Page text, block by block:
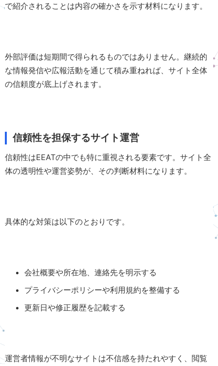
で紹介されることは内容の確かさを示す材料になります。
外部評価は短期間で得られるものではありません。継続的
な情報発信や広報活動を通じて積み重ねれば、サイト全体
の信頼度が底上げされます。
信頼性を担保するサイト運営
信頼性はEEATの中でも特に重視される要素です。サイト全
体の透明性や運営姿勢が、その判断材料になります。
具体的な対策は以下のとおりです。
会社概要や所在地、連絡先を明示する
プライバシーポリシーや利用規約を整備する
更新日や修正履歴を記載する
運営者情報が不明なサイトは不信感を持たれやすく、閲覧